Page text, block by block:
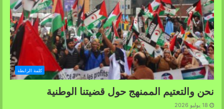
كلمة الرابطة
نحن والتعتيم الممنهج حول قضيتنا الوطنية
18 يوليو 2026